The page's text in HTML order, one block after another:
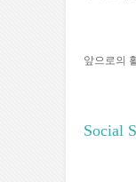
앞으로의
Social